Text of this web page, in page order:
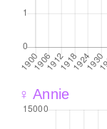
♀ Annie